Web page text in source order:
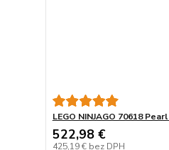
LEGO NINJAGO 70618
522,98 €
425,19 € bez DPH